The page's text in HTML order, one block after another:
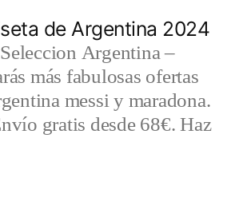
de Argentina 2024
Argentina –
más fabulosas ofertas
messi y maradona.
gratis desde 68€. Haz